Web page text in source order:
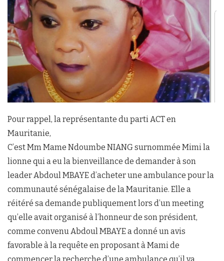
Pour rappel, la représentante du parti ACT en
Mauritanie,
C’est Mm Mame Ndoumbe NIANG surnommée Mimi la
lionne qui a eu la bienveillance de demander à son
leader Abdoul MBAYE d’acheter une ambulance pour la
communauté sénégalaise de la Mauritanie. Elle a
réitéré sa demande publiquement lors d’un meeting
qu’elle avait organisé à l’honneur de son président,
comme convenu Abdoul MBAYE a donné un avis
favorable à la requête en proposant à Mami de